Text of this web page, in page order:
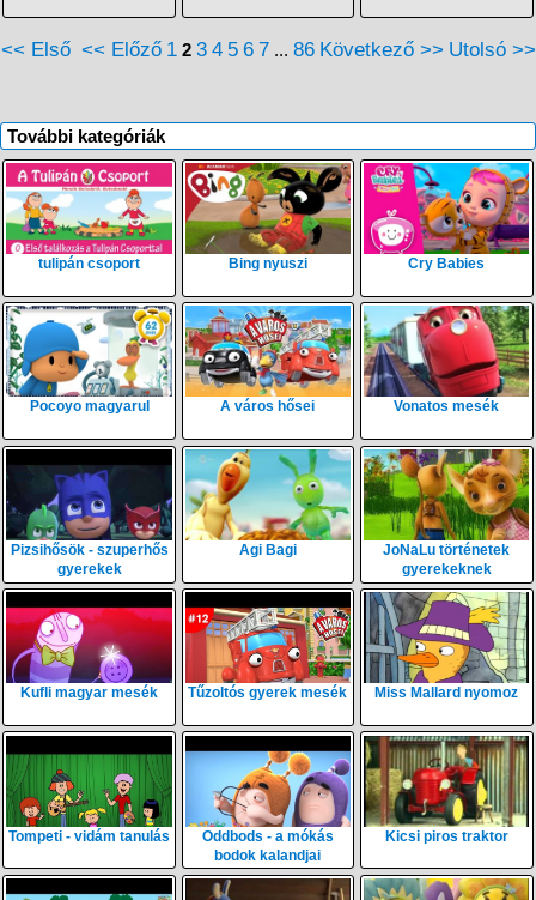
<< Első << Előző 1 2 3 4 5 6 7... 86 Következő >> Utolsó >>
További kategóriák
tulipán csoport Bing nyuszi Cry Babies
Pocoyo magyarul A város hősei Vonatos mesék
Pizsihősök - szuperhős
gyerekek
Agi Bagi
JoNaLu történetek
gyerekeknek
Kufli magyar mesék Tűzoltós gyerek mesék Miss Mallard nyomoz
Tompeti - vidám tanulás
Oddbods - a mókás
bodok kalandjai
Kicsi piros traktor